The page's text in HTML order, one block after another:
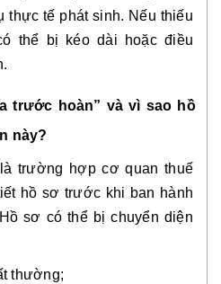
thực tế phát sinh. Nếu thiếu
thể bị kéo dài hoặc điều
trước hoàn” và vì sao hồ
này?
trường hợp cơ quan thuế
hồ sơ trước khi ban hành
sơ có thể bị chuyển diện
thường;